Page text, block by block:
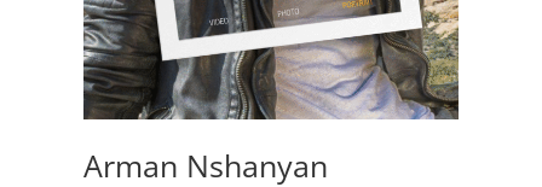
Arman Nshanyan